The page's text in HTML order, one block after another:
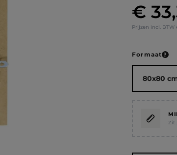
Normale
€
Prijzen incl. BTW
Selecteer
Formaat
Zit